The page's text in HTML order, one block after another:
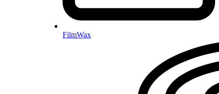
FilmWax